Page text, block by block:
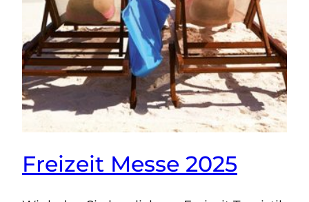
Freizeit Messe 2025